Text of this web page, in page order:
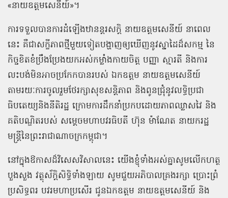
«នាយឧត្តមសេនីយ៍»។
ការទទួលបានការដំឡើងឋានន្តរសក្តិ នាយឧត្តមសេនីយ៍ នាពេល
នេះ គឺជាសក្ខីភាពថ្មីមួយទៀតបង្ហាញឲ្យឃើញនូវស្នាដៃដ៏សកម្ម នៃ
កិច្ចខិតខំប្រឹងប្រែងយកអស់កម្លាំងកាយចិត្ត បញ្ញា ស្មារតី និងការ
លះបង់មិនអាចប្រកែកបានរបស់ ឯកឧត្តម នាយឧត្តមសេនីយ៍
តាមរយៈការចូលរួមថែរក្សាសុខសន្តិភាព និងពូនជ្រុំនូវលទ្ធិប្រជា
ធិបតេយ្យនិងនីតិរដ្ឋ ក្រោមការដឹកនាំប្រកបដោយភាពឈ្លាសវៃ និង
គតិបណ្ឌិតរបស់ សម្តេចមហាបវរធិបតី ហ៊ុន ម៉ាណែត នាយករដ្ឋ
មន្ត្រីនៃព្រះរាជាណាចក្រកម្ពុជា។
នៅក្នុងឱកាសដ៏វិសេសវិសាលនេះ យើងខ្ញុំទាំងអស់គ្នាសូមលើកហត្ថ
បួងសួង វត្ថុស័ក្ដិសិទ្ធិទាំងឡាយ សូមជួយអភិបាលគ្រងរក្សា ប្រោះព្រំ
ប្រសិទ្ធពរ បវរមហាប្រសើរ ជូនឯកឧត្តម នាយឧត្តមសេនីយ៍ និង